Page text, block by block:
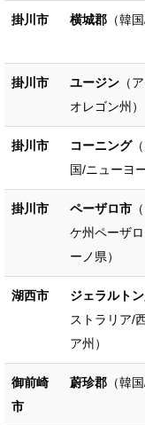
掛川市 横城郡 （韓
掛川市 ユージン （
オレゴン州）
掛川市 コーニング
国/ニューヨ
掛川市 ペーザロ市
ケ州ペーザ
ーノ県）
湖西市 ジェラルト
ストラリア/
ア州）
御前崎
市
蔚珍郡 （韓